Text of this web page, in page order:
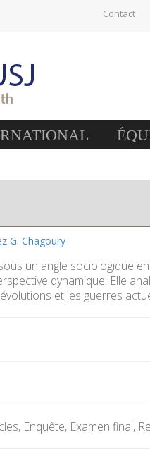
Contact
G. Chagoury
un angle sociologique
dynamique. Elle
et les guerres
Enquête, Examen final,